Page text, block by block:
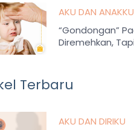
AKU DAN
“Gondongan”
Diremehkan,
Terbaru
AKU DAN DIRIKU